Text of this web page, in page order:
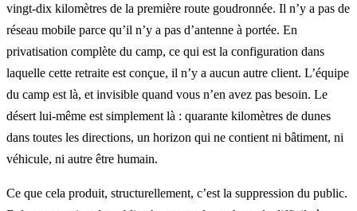
vingt-dix kilomètres de la première route goudronnée. Il n’y a pas de
réseau mobile parce qu’il n’y a pas d’antenne à portée. En
privatisation complète du camp, ce qui est la configuration dans
laquelle cette retraite est conçue, il n’y a aucun autre client. L’équipe
du camp est là, et invisible quand vous n’en avez pas besoin. Le
désert lui-même est simplement là : quarante kilomètres de dunes
dans toutes les directions, un horizon qui ne contient ni bâtiment, ni
véhicule, ni autre être humain.
Ce que cela produit, structurellement, c’est la suppression du public.